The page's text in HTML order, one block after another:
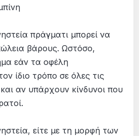
πράγματι μπορεί να
βάρους. Ωστόσο,
εάν τα οφέλη
ίδιο τρόπο σε όλες τις
αν υπάρχουν κίνδυνοι που
είτε με τη μορφή των